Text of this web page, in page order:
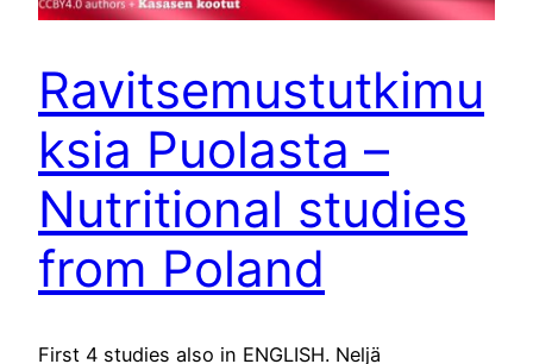
Ravitsemustutkimu
ksia Puolasta –
Nutritional studies
from Poland
First 4 studies also in ENGLISH. Neljä